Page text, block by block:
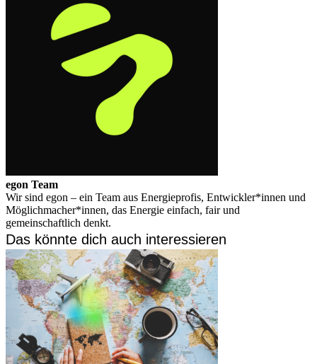
egon Team
Wir sind egon – ein Team aus Energieprofis, Entwickler*innen und
Möglichmacher*innen, das Energie einfach, fair und
gemeinschaftlich denkt.
Das könnte dich auch interessieren